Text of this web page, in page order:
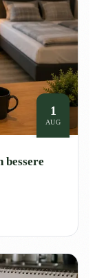
1
AUG
bessere